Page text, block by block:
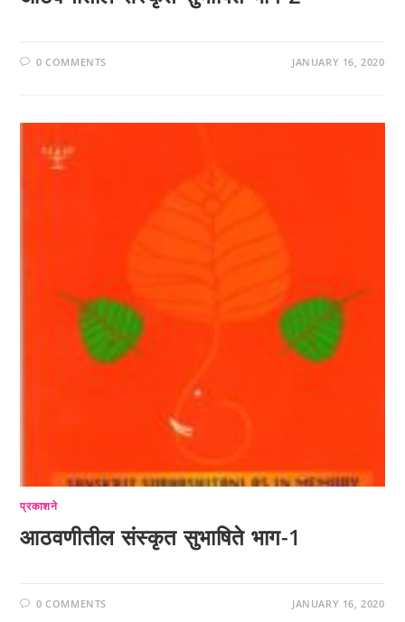
0 COMMENTS JANUARY 16, 2020
प्रकाशने
आठवणीतील संस्कृत सुभाषिते भाग-1
0 COMMENTS JANUARY 16, 2020